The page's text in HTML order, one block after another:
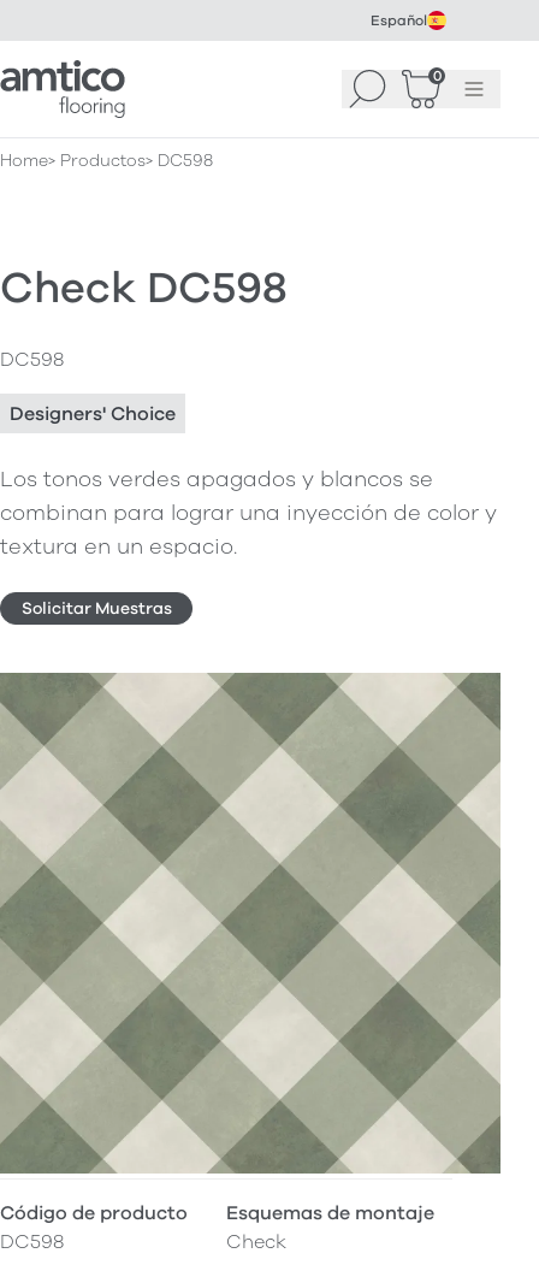
Español
Amtico Flooring Buscar 0
Cesta (0)
Menú
Home Productos DC598
Check DC598
DC598
Designers' Choice
Los tonos verdes apagados y blancos se
combinan para lograr una inyección de color y
textura en un espacio.
Solicitar Muestras
Código de producto
DC598
Esquemas de montaje
Check